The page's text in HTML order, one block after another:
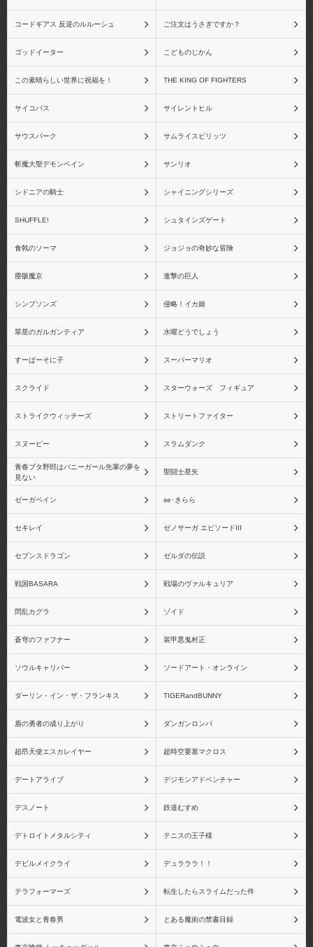
コードギアス 反逆のルルーシュ ご注文はうさぎですか？
ゴッドイーター こどものじかん
この素晴らしい世界に祝福を！ THE KING OF FIGHTERS
サイコパス サイレントヒル
サウスパーク サムライスピリッツ
斬魔大聖デモンベイン サンリオ
シドニアの騎士 シャイニングシリーズ
SHUFFLE! シュタインズゲート
食戟のソーマ ジョジョの奇妙な冒険
塵骸魔京 進撃の巨人
シンプソンズ 侵略！イカ娘
翠星のガルガンティア 水曜どうでしょう
すーぱーそに子 スーパーマリオ
スクライド スターウォーズ フィギュア
ストライクウィッチーズ ストリートファイター
スヌーピー スラムダンク
青春ブタ野郎はバニーガール先輩の夢を
見ない
聖闘士星矢
ゼーガペイン se･きらら
セキレイ ゼノサーガ エピソードIII
セブンスドラゴン ゼルダの伝説
戦国BASARA 戦場のヴァルキュリア
閃乱カグラ ゾイド
蒼穹のファフナー 装甲悪鬼村正
ソウルキャリバー ソードアート・オンライン
ダーリン・イン・ザ・フランキス TIGERandBUNNY
盾の勇者の成り上がり ダンガンロンパ
超昂天使エスカレイヤー 超時空要塞マクロス
デートアライブ デジモンアドベンチャー
デスノート 鉄道むすめ
デトロイトメタルシティ テニスの王子様
デビルメイクライ デュラララ！！
テラフォーマーズ 転生したらスライムだった件
電波女と青春男 とある魔術の禁書目録